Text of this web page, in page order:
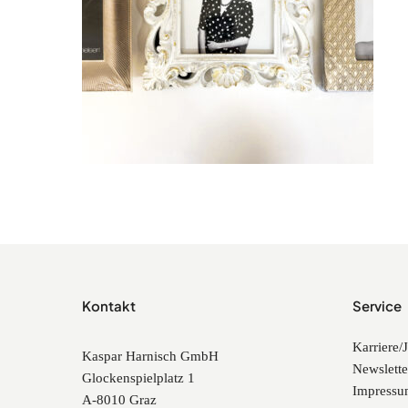
Kontakt
Kaspar Harnisch GmbH
Glockenspielplatz 1
A-8010 Graz
Service
Karriere/